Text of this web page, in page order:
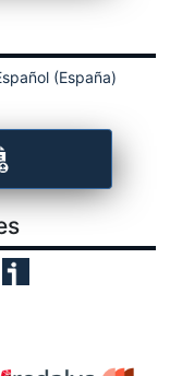
(España)